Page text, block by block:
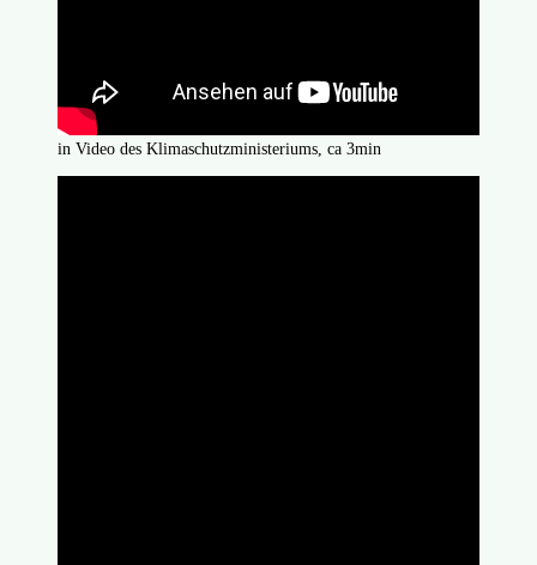
in Video des Klimaschutzministeriums, ca 3min